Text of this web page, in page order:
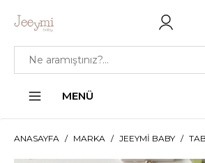
MENÜ
ANASAYFA MARKA JEEYMI BABY